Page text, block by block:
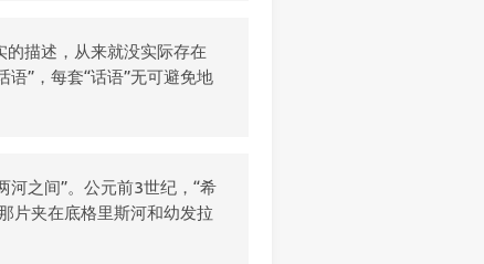
描述，从来就没实际存在
语”，每套“话语”无可避免地
河之间”。公元前3世纪，“希
片夹在底格里斯河和幼发拉